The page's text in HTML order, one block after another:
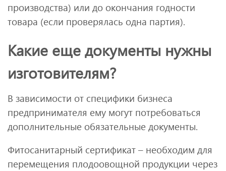
производства) или до окончания годности
товара (если проверялась одна партия).
Какие еще документы нужны
изготовителям?
В зависимости от специфики бизнеса
предпринимателя ему могут потребоваться
дополнительные обязательные документы.
Фитосанитарный сертификат – необходим для
перемещения плодоовощной продукции через